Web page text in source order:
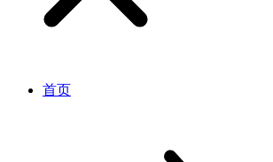
首页